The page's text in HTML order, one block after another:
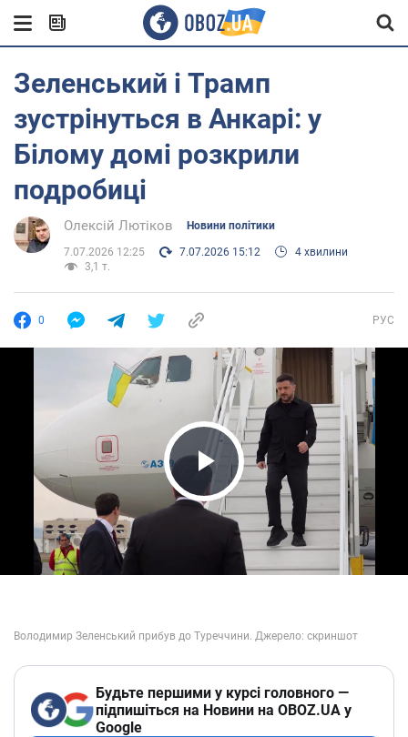
Зеленський і Трамп
зустрінуться в Анкарі: у
Білому домі розкрили
подробиці
Олексій Лютіков Новини політики
7.07.2026 12:25 7.07.2026 15:12
4 хвилини
3,1 т.
0 РУС
Play Video
Будьте першими у курсі головного —
підпишіться на Новини на OBOZ.UA у
Google